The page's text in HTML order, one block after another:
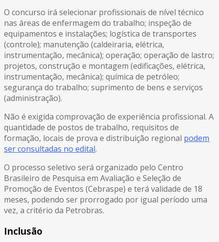
O concurso irá selecionar profissionais de nível técnico
nas áreas de enfermagem do trabalho; inspeção de
equipamentos e instalações; logística de transportes
(controle); manutenção (caldeiraria, elétrica,
instrumentação, mecânica); operação; operação de lastro;
projetos, construção e montagem (edificações, elétrica,
instrumentação, mecânica); química de petróleo;
segurança do trabalho; suprimento de bens e serviços
(administração).
Não é exigida comprovação de experiência profissional. A
quantidade de postos de trabalho, requisitos de
formação, locais de prova e distribuição regional podem
ser consultadas no edital.
O processo seletivo será organizado pelo Centro
Brasileiro de Pesquisa em Avaliação e Seleção de
Promoção de Eventos (Cebraspe) e terá validade de 18
meses, podendo ser prorrogado por igual período uma
vez, a critério da Petrobras.
Inclusão